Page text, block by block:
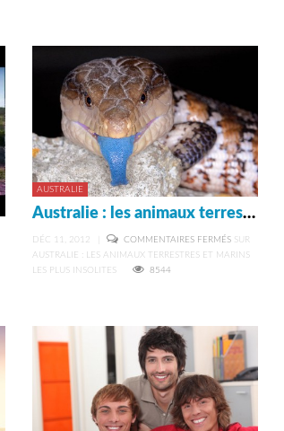
AUSTRALIE
Australie : les animaux terrestres et marins les plus insolites
DÉC 11, 2012 COMMENTAIRES FERMÉS SUR
AUSTRALIE : LES ANIMAUX TERRESTRES ET MARINS
LES PLUS INSOLITES
8544